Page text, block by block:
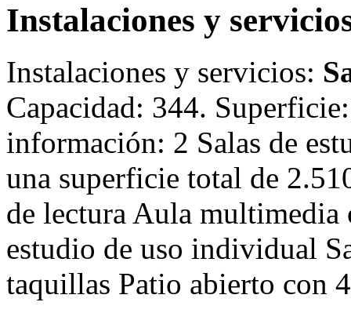
Instalaciones y
Instalaciones y servicios:
Capacidad: 344.
información: 2 Salas de
una superficie total de
de lectura Aula multimedia
estudio de uso individual
taquillas Patio abierto con